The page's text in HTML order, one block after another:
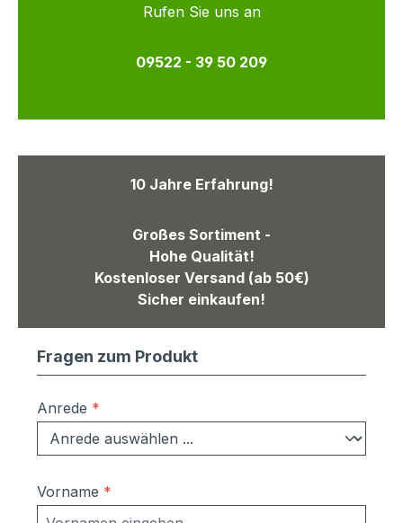
Rufen Sie uns an
09522 - 39 50 209
10 Jahre Erfahrung!
Großes Sortiment -
Hohe Qualität!
Kostenloser Versand (ab 50€)
Sicher einkaufen!
Fragen zum Produkt
Anrede *
Vorname *